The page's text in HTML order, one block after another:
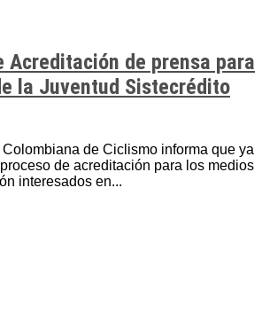
Acreditación de prensa para
la Juventud Sistecrédito
de Ciclismo informa que ya
de acreditación para los medios
interesados en...